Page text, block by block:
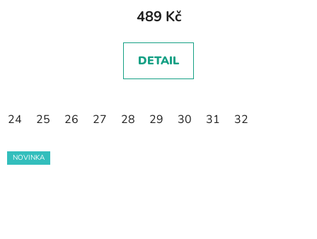
489 Kč
DETAIL
24 25 26 27 28 29 30 31 32
NOVINKA